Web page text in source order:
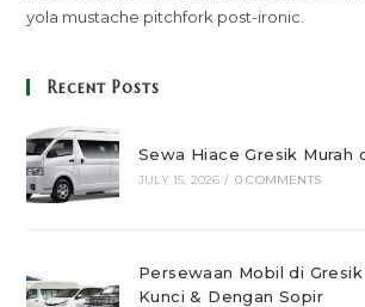
yola mustache pitchfork post-ironic.
Recent Posts
Sewa Hiace Gresik Murah
JULY 15, 2026 / 0 COMMENTS
Persewaan Mobil di Gresik
Kunci & Dengan Sopir